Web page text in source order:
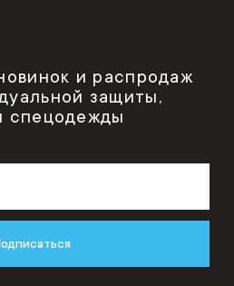
и распродаж
защиты,
спецодежды